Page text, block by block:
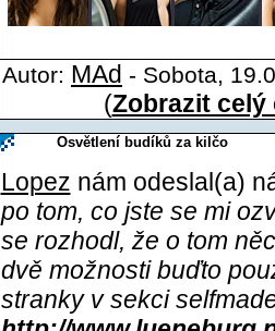
Autor: MAd - Sobota,
(Zobrazit celý
Osvětlení budíků za kilčo
Lopez nám odeslal(a)
po tom, co jste se mi
se rozhodl, že o tom
dvě možnosti buďto
stranky v sekci